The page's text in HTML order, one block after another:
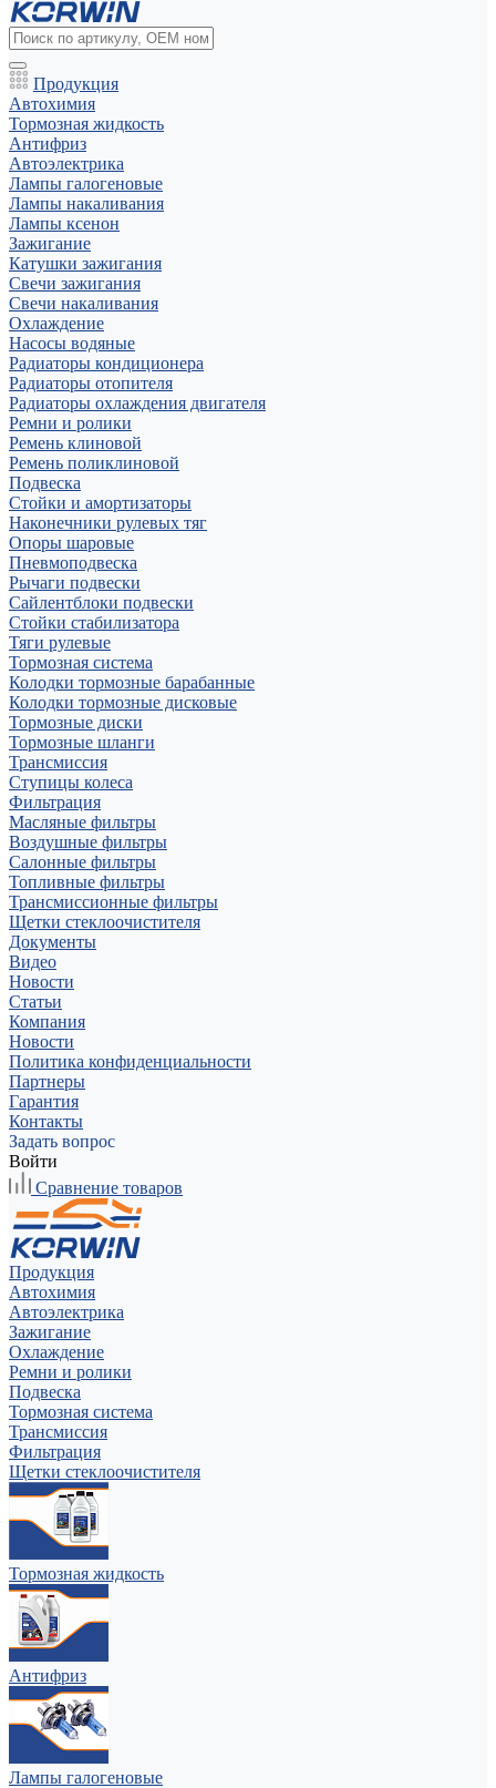
Продукция
Автохимия
Тормозная жидкость
Антифриз
Автоэлектрика
Лампы галогеновые
Лампы накаливания
Лампы ксенон
Зажигание
Катушки зажигания
Свечи зажигания
Свечи накаливания
Охлаждение
Насосы водяные
Радиаторы кондиционера
Радиаторы отопителя
Радиаторы охлаждения двигателя
Ремни и ролики
Ремень клиновой
Ремень поликлиновой
Подвеска
Стойки и амортизаторы
Наконечники рулевых тяг
Опоры шаровые
Пневмоподвеска
Рычаги подвески
Сайлентблоки подвески
Стойки стабилизатора
Тяги рулевые
Тормозная система
Колодки тормозные барабанные
Колодки тормозные дисковые
Тормозные диски
Тормозные шланги
Трансмиссия
Ступицы колеса
Фильтрация
Масляные фильтры
Воздушные фильтры
Салонные фильтры
Топливные фильтры
Трансмиссионные фильтры
Щетки стеклоочистителя
Документы
Видео
Новости
Статьи
Компания
Новости
Политика конфиденциальности
Партнеры
Гарантия
Контакты
Задать вопрос
Войти
Сравнение товаров
Продукция
Автохимия
Автоэлектрика
Зажигание
Охлаждение
Ремни и ролики
Подвеска
Тормозная система
Трансмиссия
Фильтрация
Щетки стеклоочистителя
Тормозная жидкость
Антифриз
Лампы галогеновые